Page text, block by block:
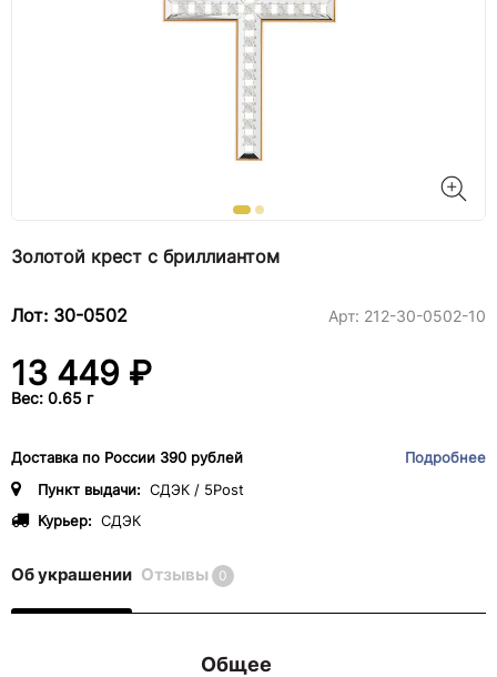
Золотой крест с бриллиантом
Лот: 30-0502 Арт: 212-30-0502-10
13 449 ₽
Вес: 0.65 г
Доставка по России 390 рублей
Подробнее
Пункт выдачи: СДЭК / 5Post
Курьер: СДЭК
Об украшении Отзывы 0
Общее